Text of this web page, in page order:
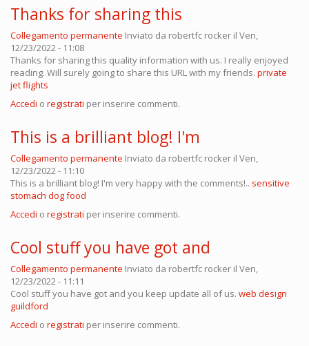
Thanks for sharing this
Collegamento permanente Inviato da robertfc rocker il Ven,
12/23/2022 - 11:08
Thanks for sharing this quality information with us. I really enjoyed
reading. Will surely going to share this URL with my friends. private
jet flights
Accedi o registrati per inserire commenti.
This is a brilliant blog! I'm
Collegamento permanente Inviato da robertfc rocker il Ven,
12/23/2022 - 11:10
This is a brilliant blog! I'm very happy with the comments!.. sensitive
stomach dog food
Accedi o registrati per inserire commenti.
Cool stuff you have got and
Collegamento permanente Inviato da robertfc rocker il Ven,
12/23/2022 - 11:11
Cool stuff you have got and you keep update all of us. web design
guildford
Accedi o registrati per inserire commenti.